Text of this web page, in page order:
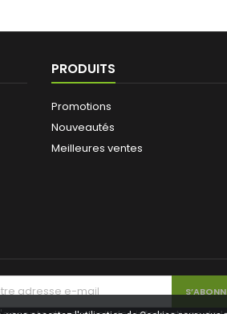
PRODUITS
Promotions
Nouveautés
Meilleures ventes